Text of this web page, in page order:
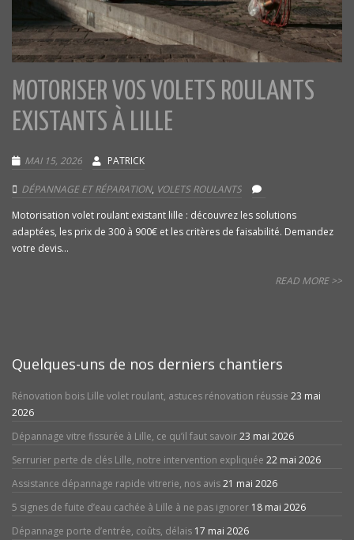
MOTORISER VOS VOLETS ROULANTS
EXISTANTS À LILLE
MAI 15, 2026 PATRICK
DÉPANNAGE ET RÉPARATION, VOLETS ROULANTS
Motorisation volet roulant existant lille : découvrez les solutions
adaptées, les prix de 300 à 900€ et les critères de faisabilité. Demandez
votre devis...
READ MORE >>
Quelques-uns de nos derniers chantiers
Rénovation bois Lille volet roulant, astuces rénovation réussie 23 mai
2026
Dépannage vitre fissurée à Lille, ce qu’il faut savoir23 mai 2026
Serrurier perte de clés Lille, notre intervention expliquée 22 mai 2026
Assistance dépannage rapide vitrerie, nos avis21 mai 2026
5 signes de fuite d’eau cachée à Lille à ne pas ignorer 18 mai 2026
Dépannage porte d’entrée, coûts, délais 17 mai 2026